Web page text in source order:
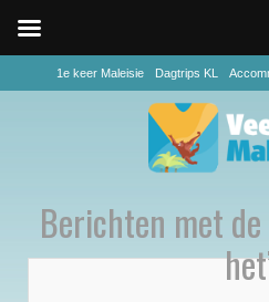
1e keer Maleisie Dagtrips KL
Berichten met